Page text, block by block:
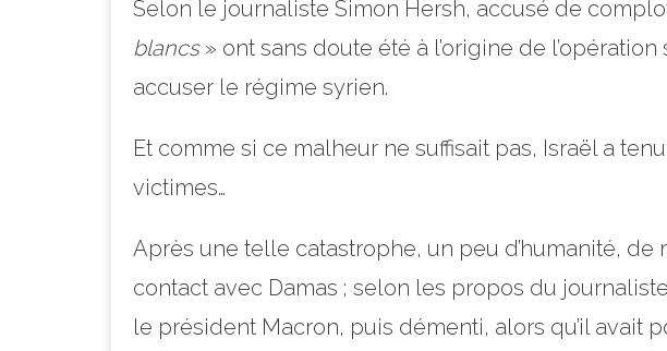
Selon le journaliste Simon Hersh, accusé de
blancs» ont sans doute été à l’origine de
accuser le régime syrien.
Et comme si ce malheur ne suffisait pas, Israël a
victimes…
Après une telle catastrophe, un peu d’humanité,
contact avec Damas ; selon les propos du
le président Macron, puis démenti, alors qu’il avait